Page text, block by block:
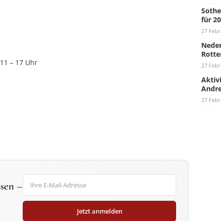
– 17 Uhr
–
Jetzt anmelden
für
27
27
27